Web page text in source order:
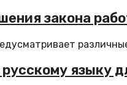
закона
языку